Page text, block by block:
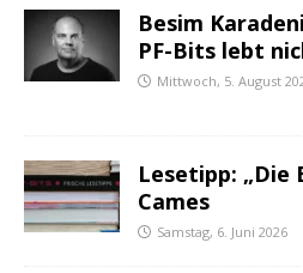
Besim
PF-Bits lebt
Mittwoch, 5. August
Lesetipp: „Die
Cames
Samstag, 6. Juni 2026